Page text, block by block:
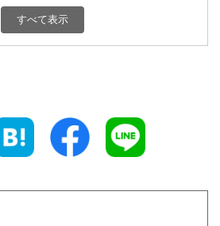
800円 富山県
800円 三重県
すべて表示